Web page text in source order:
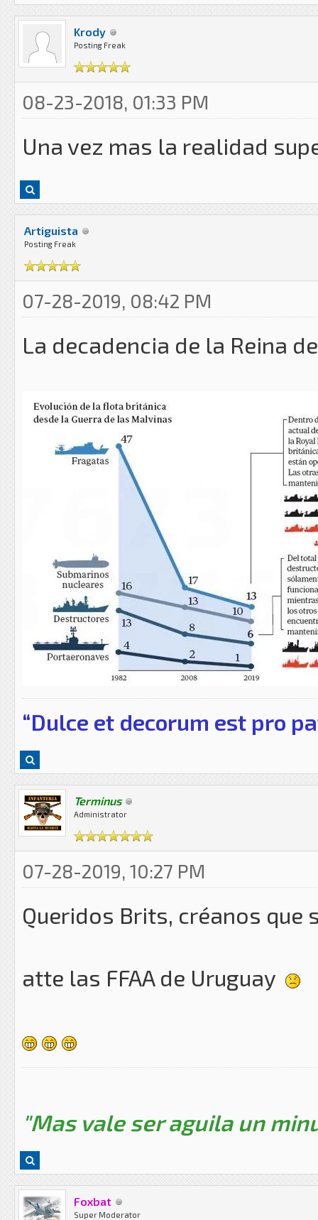
Krody
Posting Freak
08-23-2018, 01:33 PM
Una vez mas la realidad
Artiguista
Posting Freak
07-28-2019, 08:42 PM
La decadencia de la Reina
“Dulce et decorum est pro
Terminus
Administrator
07-28-2019, 10:27 PM
Queridos Brits, créanos que
atte las FFAA de Uruguay
"Mas vale ser aguila un
Foxbat
Super Moderator